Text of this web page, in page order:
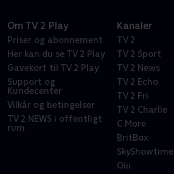
Om TV 2 Play
Priser og abonnement
Her kan du se TV 2 Play
Gavekort til TV 2 Play
Support og
Kundecenter
Vilkår og betingelser
TV 2 NEWS i offentligt
rum
Kanaler
TV 2
TV 2 Sport
TV 2 News
TV 2 Echo
TV 2 Fri
TV 2 Charlie
C More
BritBox
SkyShowtime
Oiii